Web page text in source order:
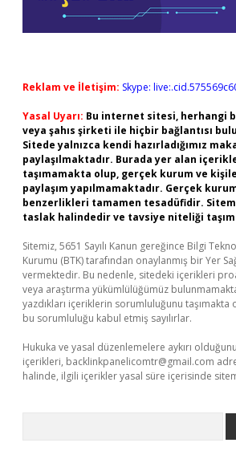
Reklam ve İletişim: Skype:
Yasal Uyarı: Bu internet sitesi, herhangi
veya şahıs şirketi ile hiçbir bağlantısı
Sitede yalnızca kendi hazırladığımız
paylaşılmaktadır. Burada yer alan
taşımamakta olup, gerçek kurum ve
paylaşım yapılmamaktadır. Gerçek
benzerlikleri tamamen tesadüfidir.
taslak halindedir ve tavsiye niteliği
Sitemiz, 5651 Sayılı Kanun gereğince Bilgi
Kurumu (BTK) tarafından onaylanmış bir Yer
vermektedir. Bu nedenle, sitedeki içerikleri
veya araştırma yükümlülüğümüz
yazdıkları içeriklerin sorumluluğunu
bu sorumluluğu kabul etmiş sayılırlar.
Hukuka ve yasal düzenlemelere aykırı
içerikleri, backlinkpanelicomtr@gmail.com
halinde, ilgili içerikler yasal süre içerisinde